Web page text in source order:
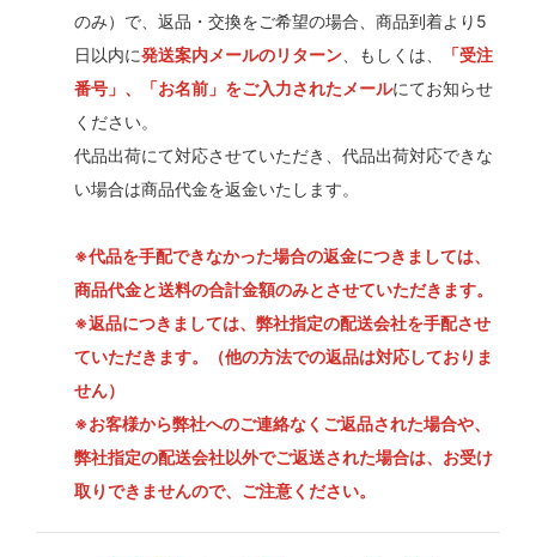
のみ）で、返品・交換をご希望の場合、商品到着より5
日以内に発送案内メールのリターン 、もしくは、
「受注
番号」、「お名前」をご入力されたメールにてお知らせ
ください。
代品出荷にて対応させていただき、代品出荷対応できな
い場合は商品代金を返金いたします。
※代品を手配できなかった場合の返金につきましては、
商品代金と送料の合計金額のみとさせていただきます。
※返品につきましては、弊社指定の配送会社を手配させ
ていただきます。（他の方法での返品は対応しておりま
せん）
※お客様から弊社へのご連絡なくご返品された場合や、
弊社指定の配送会社以外でご返送された場合は、お受け
取りできませんので、ご注意ください。